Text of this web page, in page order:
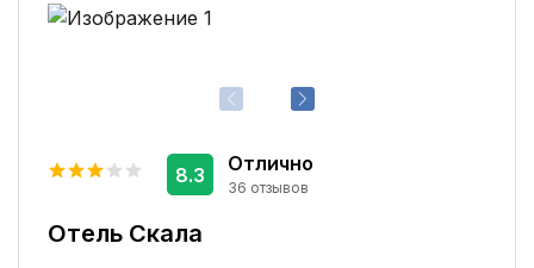
Отель Скала
Отлично
36 отзывов
8.3